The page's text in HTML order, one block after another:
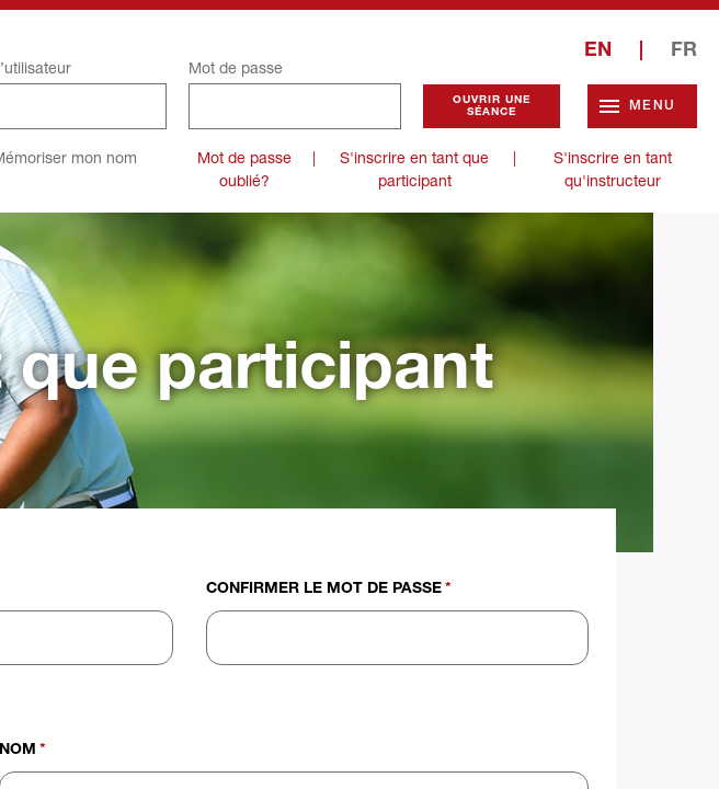
EN FR
Mot de passe
mon nom
Mot de passe
oublié?
|
S'inscrire en tant que
participant
|
S'inscrire en tant
qu'instructeur
MENU
participant
CONFIRMER LE MOT DE PASSE *
NOM *